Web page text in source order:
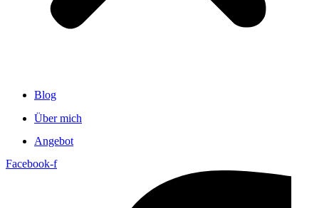
Blog
Über mich
Angebot
Facebook-f